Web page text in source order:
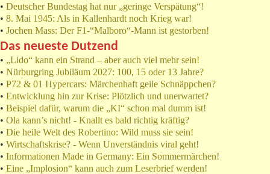
• Deutscher Bundestag hat nur „geringe Verspätung“!
• 8. Mai 1945: Als in Kallenhardt noch Krieg war!
• Jochen Mass: Der F1-“Malboro“-Mann ist gestorben!
Das neueste Dutzend
• „Lido“ kann ein Strand – aber auch viel mehr sein!
• Nürburgring Jubiläum 2027: 100, 15 oder 13 Jahre?
• P72 & 01 Hypercars: Märchenhaft geile Schnäppchen?
• Entwicklung hin zur Krise: Plötzlich und unerwartet?
• Beispiel dafür, warum die „KI“ schon mal dumm ist!
• Ola kann’s nicht! - Knallt es bald richtig kräftig?
• Die heile Welt des Robertino: Wild muss sie sein!
• Wirtschaftskrise? - Wenn Unverständnis viral geht!
• Informationen Made in Germany: Ein Sommermärchen!
• Eine „Implosion“ kann auch zum Leserbrief werden!